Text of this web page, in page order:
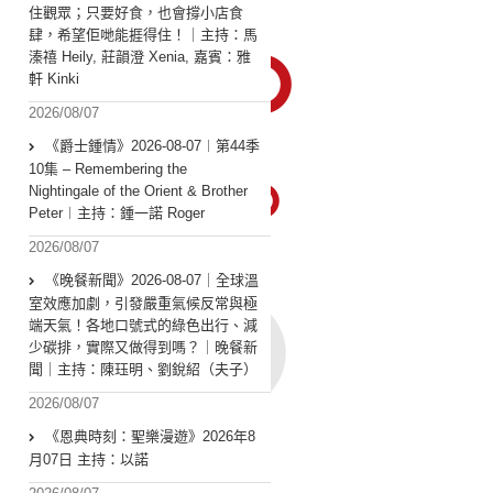
住觀眾；只要好食，也會撐小店食
肆，希望佢哋能捱得住！｜主持：馬
溱禧 Heily, 莊韻澄 Xenia, 嘉賓：雅
軒 Kinki
2026/08/07
《爵士鍾情》2026-08-07︱第44季
10集 – Remembering the
Nightingale of the Orient & Brother
Peter︱主持：鍾一諾 Roger
2026/08/07
《晚餐新聞》2026-08-07｜全球溫
室效應加劇，引發嚴重氣候反常與極
端天氣！各地口號式的綠色出行、減
少碳排，實際又做得到嗎？｜晚餐新
聞｜主持：陳珏明、劉銳紹（夫子）
2026/08/07
《恩典時刻：聖樂漫遊》2026年8
月07日 主持：以諾